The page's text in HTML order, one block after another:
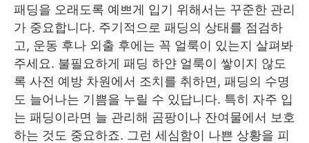
패딩을 오래도록 예쁘게 입기 위해서는 꾸준한 관리
가 중요합니다. 주기적으로 패딩의 상태를 점검하
고, 운동 후나 외출 후에는 꼭 얼룩이 있는지 살펴봐
주세요. 불필요하게 패딩 하얀 얼룩이 쌓이지 않도
록 사전 예방 차원에서 조치를 취하면, 패딩의 수명
도 늘어나는 기쁨을 누릴 수 있답니다. 특히 자주 입
는 패딩이라면 늘 관리해 곰팡이나 잔여물에서 보호
하는 것도 중요하죠. 그런 세심함이 나쁜 상황을 피